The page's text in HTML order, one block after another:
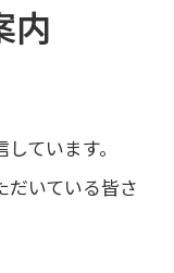
内
ています。
だいている皆さ